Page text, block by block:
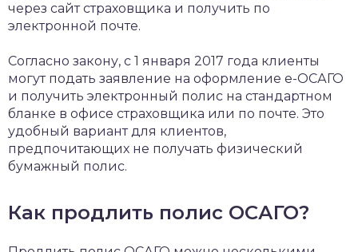
через сайт страховщика и получить по
электронной почте.
Согласно закону, с 1 января 2017 года клиенты
могут подать заявление на оформление е-ОСАГО
и получить электронный полис на стандартном
бланке в офисе страховщика или по почте. Это
удобный вариант для клиентов,
предпочитающих не получать физический
бумажный полис.
Как продлить полис ОСАГО?